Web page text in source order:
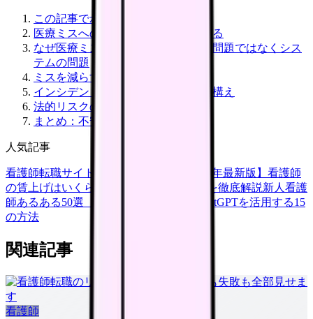
この記事でわかること
医療ミスへの不安は正常な反応である
なぜ医療ミスは起こるのか：個人の問題ではなくシス
テムの問題
ミスを減らす5つの習慣
インシデントレポートの書き方と心構え
法的リスクの正しい知識
まとめ：不安を力に変える
人気記事
看護師転職サイトランキングTOP5【2026年最新版】 看護師
の賃上げはいくら？2026年度の最新情報を徹底解説新人看護
師あるある50選【共感必至】
看護師がChatGPTを活用する15
の方法
関連記事
看護師